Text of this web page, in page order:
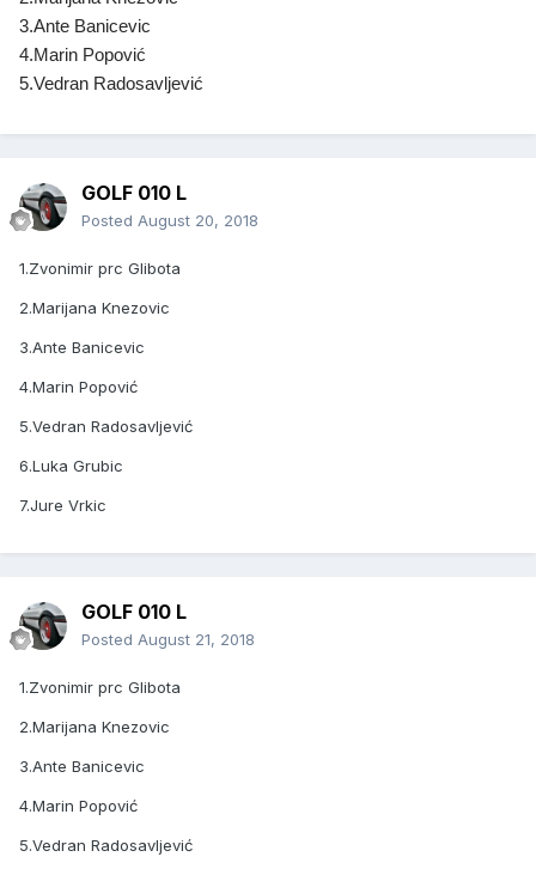
3.Ante Banicevic
4.Marin Popović
5.Vedran Radosavljević
GOLF 010 L
Posted August 20, 2018
1.Zvonimir prc Glibota
2.Marijana Knezovic
3.Ante Banicevic
4.Marin Popović
5.Vedran Radosavljević
6.Luka Grubic
7.Jure Vrkic
GOLF 010 L
Posted August 21, 2018
1.Zvonimir prc Glibota
2.Marijana Knezovic
3.Ante Banicevic
4.Marin Popović
5.Vedran Radosavljević